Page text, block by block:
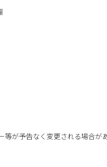
が予告なく変更される場合が